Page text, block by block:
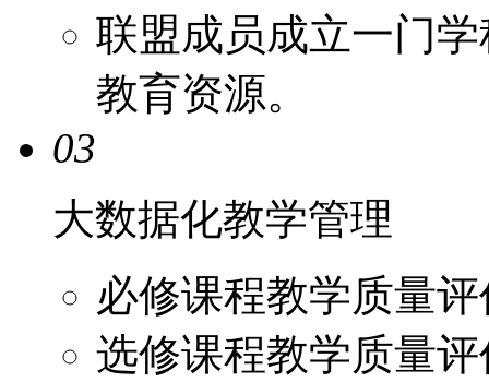
联盟成员成立一门
教育资源。
03
大数据化教学管理
必修课程教学质量评
选修课程教学质量评